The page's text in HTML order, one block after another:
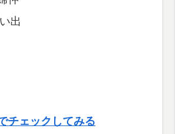
出
チェックしてみる